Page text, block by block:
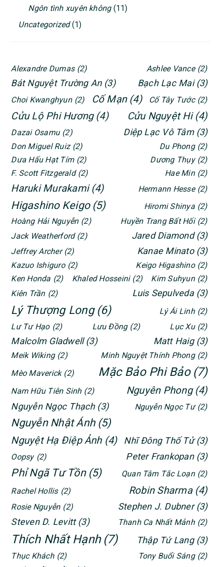
Ngôn tình xuyên không(11)
Uncategorized(1)
Alexandre Dumas (2) Ashlee Vance (2)
Bát Nguyệt Trường An (3) Bạch Lạc Mai (3)
Choi Kwanghyun (2) Cố Mạn (4) Cố Tây Tước (2)
Cửu Lộ Phi Hương (4) Cửu Nguyệt Hi (4)
Dazai Osamu (2) Diệp Lạc Vô Tâm (3)
Don Miguel Ruiz (2) Du Phong (2)
Dưa Hấu Hạt Tím (2) Dương Thụy (2)
F. Scott Fitzgerald (2) Hae Min (2)
Haruki Murakami (4) Hermann Hesse (2)
Higashino Keigo (5) Hiromi Shinya (2)
Hoàng Hải Nguyễn (2) Huyền Trang Bất Hối (2)
Jack Weatherford (2) Jared Diamond (3)
Jeffrey Archer (2) Kanae Minato (3)
Kazuo Ishiguro (2) Keigo Higashino (2)
Ken Honda (2) Khaled Hosseini (2) Kim Suhyun (2)
Kiên Trần (2) Luis Sepulveda (3)
Lý Thượng Long (6) Lý Ái Linh (2)
Lư Tư Hạo (2) Lưu Đồng (2) Lục Xu (2)
Malcolm Gladwell (3) Matt Haig (3)
Meik Wiking (2) Minh Nguyệt Thính Phong (2)
Mèo Maverick (2) Mặc Bảo Phi Bảo (7)
Nam Hữu Tiên Sinh (2) Nguyên Phong (4)
Nguyễn Ngọc Thạch (3) Nguyễn Ngọc Tư (2)
Nguyễn Nhật Ánh (5)
Nguyệt Hạ Điệp Ảnh (4) Nhĩ Đông Thố Tử (3)
Oopsy (2) Peter Frankopan (3)
Phỉ Ngã Tư Tồn (5) Quan Tâm Tắc Loạn (2)
Rachel Hollis (2) Robin Sharma (4)
Rosie Nguyễn (2) Stephen J. Dubner (3)
Steven D. Levitt (3) Thanh Ca Nhất Mảnh (2)
Thích Nhất Hạnh (7) Thập Tứ Lang (3)
Thục Khách (2) Tony Buổi Sáng (2)